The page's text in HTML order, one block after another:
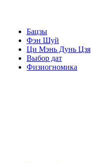
Бацзы
Фэн Шуй
Ци Мэнь Дунь Цзя
Выбор дат
Физиогномика